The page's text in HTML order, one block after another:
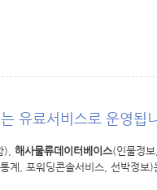
유료서비스로 운영됩
), 해사물류데이터베이스(인물정보,
계, 포워딩콘솔서비스, 선박정보)